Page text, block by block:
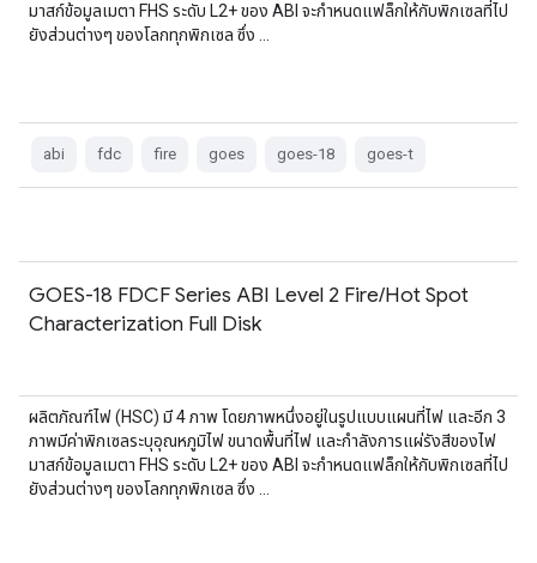
มาสก์ข้อมูลเมตา FHS ระดับ L2+ ของ ABI จะกำหนดแฟล็กให้กับพิกเซลที่ไป
ยังส่วนต่างๆ ของโลกทุกพิกเซล ซึ่ง …
abi fdc fire goes goes-18 goes-t
GOES-18 FDCF Series ABI Level 2 Fire/Hot Spot
Characterization Full Disk
ผลิตภัณฑ์ไฟ (HSC) มี 4 ภาพ โดยภาพหนึ่งอยู่ในรูปแบบแผนที่ไฟ และอีก 3
ภาพมีค่าพิกเซลระบุอุณหภูมิไฟ ขนาดพื้นที่ไฟ และกำลังการแผ่รังสีของไฟ
มาสก์ข้อมูลเมตา FHS ระดับ L2+ ของ ABI จะกำหนดแฟล็กให้กับพิกเซลที่ไป
ยังส่วนต่างๆ ของโลกทุกพิกเซล ซึ่ง …